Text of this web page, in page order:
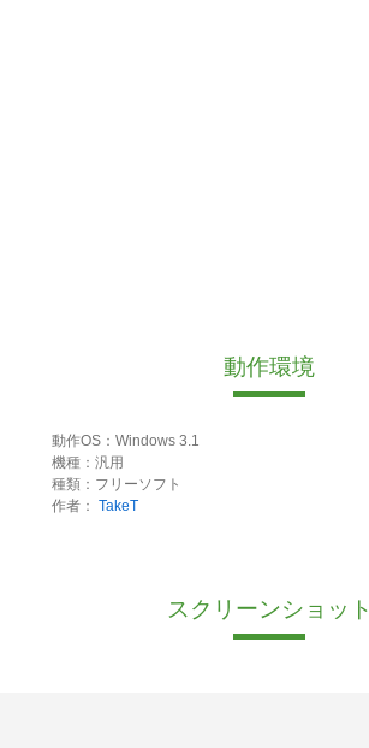
動作環境
動作OS：Windows 3.1
機種：汎用
種類：フリーソフト
作者： TakeT
スクリーンショット